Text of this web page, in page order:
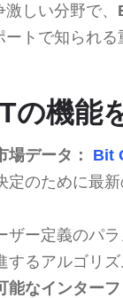
しい分野で、
ートで知られる
の機能
場データ： Bit
定のために最
ザー定義のパ
するアルゴリズ
能なインターフ